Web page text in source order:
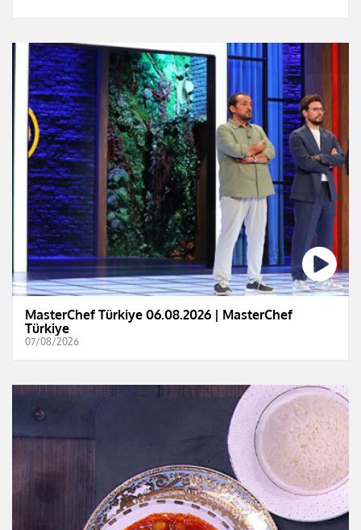
MasterChef Türkiye 06.08.2026 | MasterChef
Türkiye
07/08/2026